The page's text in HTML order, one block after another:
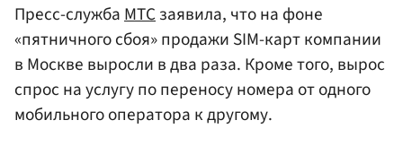
Пресс-служба МТСзаявила, что на фоне
«пятничного сбоя» продажи SIM-карт компании
в Москве выросли в два раза. Кроме того, вырос
спрос на услугу по переносу номера от одного
мобильного оператора к другому.